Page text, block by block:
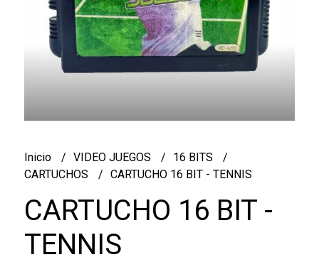
Inicio VIDEO JUEGOS
16 BITS
CARTUCHOS
CARTUCHO 16 BIT - TENNIS
CARTUCHO 16 BIT -
TENNIS